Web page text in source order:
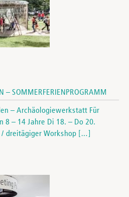
– SOMMERFERIENPROGRAMM
– Archäologiewerkstatt Für
8 – 14 Jahre Di 18. – Do 20.
dreitägiger Workshop […]